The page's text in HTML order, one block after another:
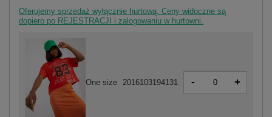
Oferujemy sprzedaż wyłącznie hurtową. Ceny widoczne są
dopiero po REJESTRACJI i zalogowaniu w hurtowni.
One size 2016103194131 - +